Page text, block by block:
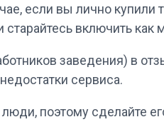
если вы лично купили
старайтесь включить
заведения) в
сервиса.
поэтому сделайте